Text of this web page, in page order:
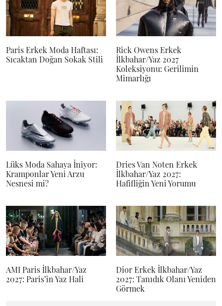
Paris Erkek Moda Haftası:
Sıcaktan Doğan Sokak Stili
Rick Owens Erkek
İlkbahar/Yaz 2027
Koleksiyonu: Gerilimin
Mimarlığı
Lüks Moda Sahaya İniyor:
Kramponlar Yeni Arzu
Nesnesi mi?
Dries Van Noten Erkek
İlkbahar/Yaz 2027:
Hafifliğin Yeni Yorumu
AMI Paris İlkbahar/Yaz
2027: Paris’in Yaz Hali
Dior Erkek İlkbahar/Yaz
2027: Tanıdık Olanı Yeniden
Görmek